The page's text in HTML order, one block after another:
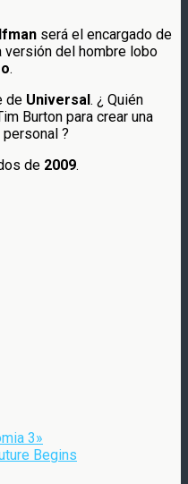
será el encargado de
versión del hombre lobo
.
de Universal. ¿ Quién
Burton para crear una
?
de 2009.
3»
Begins